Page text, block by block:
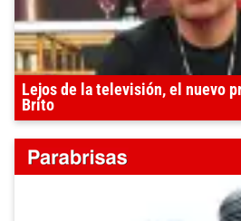
Lejos de la televisión, el nuevo
Brito